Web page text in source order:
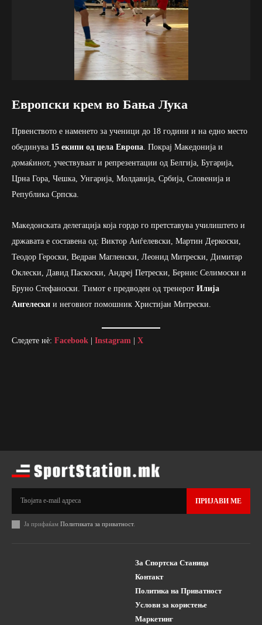
Европски крем во Бања Лука
Првенството е наменето за ученици до 18 години и на едно место
обединува 15 екипи од цела Европа . Покрај Македонија и
домаќинот, учествуваат и репрезентации од Белгија, Бугарија,
Црна Гора, Чешка, Унгарија, Молдавија, Србија, Словенија и
Република Српска.
Македонската делегација која гордо го претставува училиштето и
државата е составена од: Виктор Анѓелевски, Мартин Деркоски,
Теодор Героски, Ведран Магленски, Леонид Митрески, Димитар
Оклески, Давид Паскоски, Андреј Петрески, Бернис Селимоски и
Бруно Стефаноски. Тимот е предводен од тренерот Илија
Ангелески и неговиот помошник Христијан Митрески.
Следете нè: Facebook Instagram X
ПРИЈАВИ МЕ
Ја прифаќам Политиката за приватност.
За Спортска Станица
Контакт
Политика на Приватност
Услови за користење
Маркетинг